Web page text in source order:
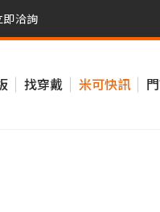
洽詢
洽詢
找穿戴 米可快訊